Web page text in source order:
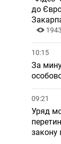
до
10:15
За
09:21
Уряд
закону